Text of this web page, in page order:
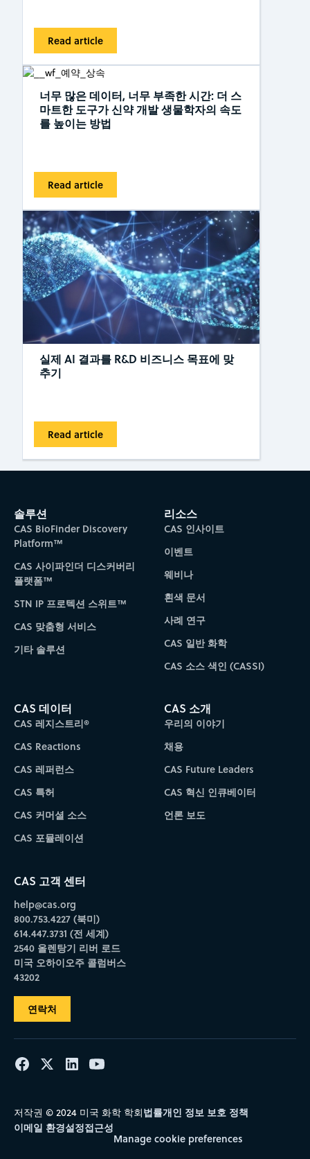
Read article
너무 많은 데이터, 너무 부족한 시간: 더 스
마트한 도구가 신약 개발 생물학자의 속도
를 높이는 방법
Read article
실제 AI 결과를 R&D 비즈니스 목표에 맞
추기
Read article
솔루션
CAS BioFinder Discovery
Platform™
CAS 사이파인더 디스커버리
플랫폼™
STN IP 프로텍션 스위트™
CAS 맞춤형 서비스
기타 솔루션
리소스
CAS 인사이트
이벤트
웨비나
흰색 문서
사례 연구
CAS 일반 화학
CAS 소스 색인 (CASSI)
CAS 데이터
CAS 레지스트리®
CAS Reactions
CAS 레퍼런스
CAS 특허
CAS 커머셜 소스
CAS 포뮬레이션
CAS 소개
우리의 이야기
채용
CAS Future Leaders
CAS 혁신 인큐베이터
언론 보도
CAS 고객 센터
help@cas.org
800.753.4227 (북미)
614.447.3731 (전 세계)
2540 올렌탕기 리버 로드
미국 오하이오주 콜럼버스
43202
연락처
저작권 © 2024 미국 화학 학회법률개인 정보 보호 정책
이메일 환경설정접근성
Manage cookie preferences